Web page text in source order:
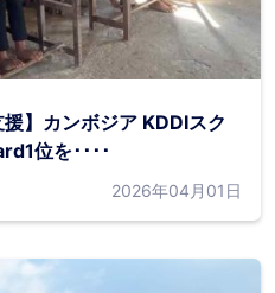
援】カンボジア KDDIスク
位を････
2026年04月01日